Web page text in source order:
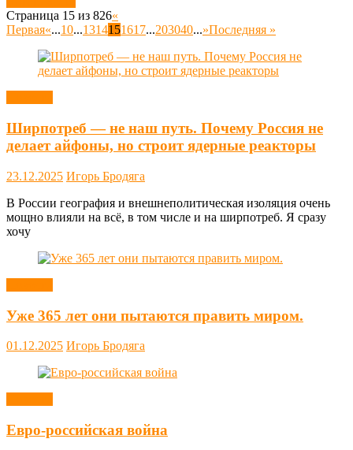
Страница 15 из 826«
Первая«...10...1314151617...203040...»Последняя »
Ширпотреб — не наш путь. Почему Россия не
делает айфоны, но строит ядерные реакторы
23.12.2025 Игорь Бродяга
В России география и внешнеполитическая изоляция очень
мощно влияли на всё, в том числе и на ширпотреб. Я сразу
хочу
Уже 365 лет они пытаются править миром.
01.12.2025 Игорь Бродяга
Евро-российская война